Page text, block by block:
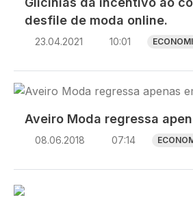
desfile de moda online.
23.04.2021 10:01
Imagem
Aveiro Moda regressa
08.06.2018 07:14